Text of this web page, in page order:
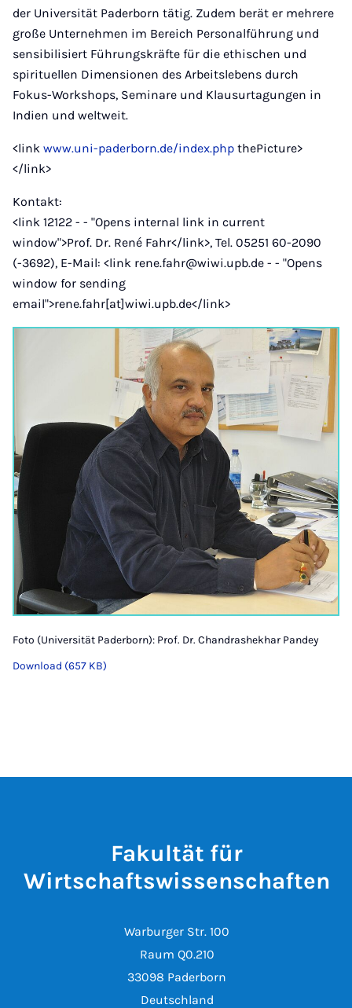
der Universität Paderborn tätig. Zudem berät er mehrere
große Unternehmen im Bereich Personalführung und
sensibilisiert Führungskräfte für die ethischen und
spirituellen Dimensionen des Arbeitslebens durch
Fokus-Workshops, Seminare und Klausurtagungen in
Indien und weltweit.
<link www.uni-paderborn.de/index.php thePicture>
</link>
Kontakt:
<link 12122 - - "Opens internal link in current
window">Prof. Dr. René Fahr</link>, Tel. 05251 60-2090
(-3692), E-Mail: <link rene.fahr@wiwi.upb.de - - "Opens
window for sending
email">rene.fahr[at]wiwi.upb.de</link>
Foto (Universität Paderborn): Prof. Dr. Chandrashekhar Pandey
Download (657 KB)
Fakultät für
Wirtschaftswissenschaften
Warburger Str. 100
Raum Q0.210
33098 Paderborn
Deutschland